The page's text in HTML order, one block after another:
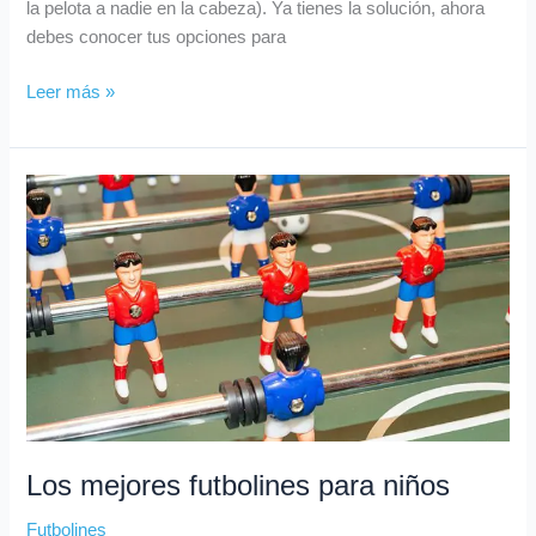
la pelota a nadie en la cabeza). Ya tienes la solución, ahora
debes conocer tus opciones para
Leer más »
Los mejores futbolines para niños
Futbolines
Los
mejores
futbolines
para
niños